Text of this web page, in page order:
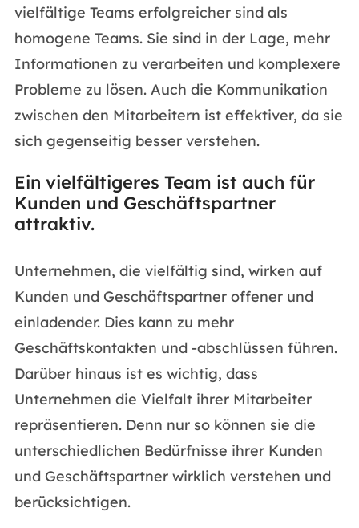
vielfältige Teams erfolgreicher sind als
homogene Teams. Sie sind in der Lage, mehr
Informationen zu verarbeiten und komplexere
Probleme zu lösen. Auch die Kommunikation
zwischen den Mitarbeitern ist effektiver, da sie
sich gegenseitig besser verstehen.
Ein vielfältigeres Team ist auch für
Kunden und Geschäftspartner
attraktiv.
Unternehmen, die vielfältig sind, wirken auf
Kunden und Geschäftspartner offener und
einladender. Dies kann zu mehr
Geschäftskontakten und -abschlüssen führen.
Darüber hinaus ist es wichtig, dass
Unternehmen die Vielfalt ihrer Mitarbeiter
repräsentieren. Denn nur so können sie die
unterschiedlichen Bedürfnisse ihrer Kunden
und Geschäftspartner wirklich verstehen und
berücksichtigen.